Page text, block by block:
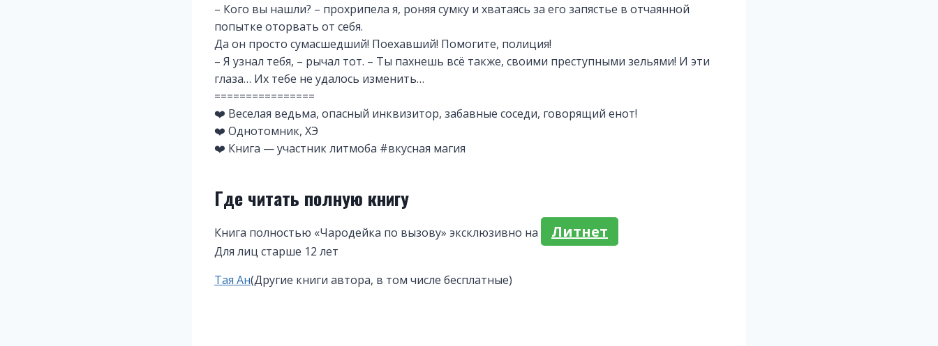
– Кого вы нашли? – прохрипела я, роняя сумку и хватаясь за его запястье в отчаянной
попытке оторвать от себя.
Да он просто сумасшедший! Поехавший! Помогите, полиция!
– Я узнал тебя, – рычал тот. – Ты пахнешь всё также, своими преступными зельями! И эти
глаза… Их тебе не удалось изменить…
================
❤️ Веселая ведьма, опасный инквизитор, забавные соседи, говорящий енот!
❤️ Однотомник, ХЭ
❤️ Книга — участник литмоба #вкусная магия
Где читать полную книгу
Книга полностью «Чародейка по вызову» эксклюзивно на Литнет
Для лиц старше 12 лет
Метки
Тая Ан(Другие книги автора, в том числе бесплатные)